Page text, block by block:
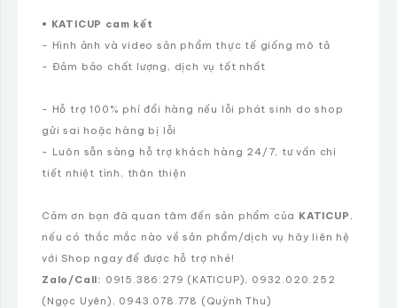
• KATICUP cam kết
- Hình ảnh và video sản phẩm thực tế giống mô tả
- Đảm bảo chất lượng, dịch vụ tốt nhất
- Hỗ trợ 100% phí đổi hàng nếu lỗi phát sinh do shop
gửi sai hoặc hàng bị lỗi
- Luôn sẵn sàng hỗ trợ khách hàng 24/7, tư vấn chi
tiết nhiệt tình, thân thiện
Cảm ơn bạn đã quan tâm đến sản phẩm của KATICUP ,
nếu có thắc mắc nào về sản phẩm/dịch vụ hãy liên hệ
với Shop ngay để được hỗ trợ nhé!
Zalo/Call: 0915.386.279 (KATICUP), 0932.020.252
(Ngọc Uyên), 0943.078.778 (Quỳnh Thu)